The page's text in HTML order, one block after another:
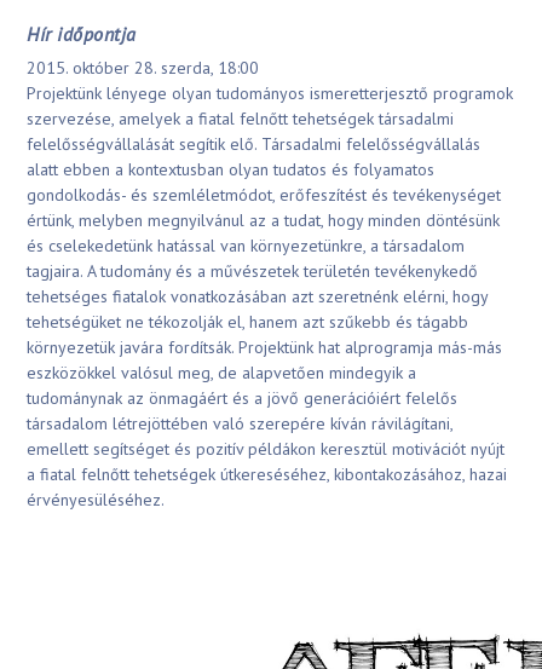
Hír időpontja
2015. október 28. szerda, 18:00
Projektünk lényege olyan tudományos ismeretterjesztő programok
szervezése, amelyek a fiatal felnőtt tehetségek társadalmi
felelősségvállalását segítik elő. Társadalmi felelősségvállalás
alatt ebben a kontextusban olyan tudatos és folyamatos
gondolkodás- és szemléletmódot, erőfeszítést és tevékenységet
értünk, melyben megnyilvánul az a tudat, hogy minden döntésünk
és cselekedetünk hatással van környezetünkre, a társadalom
tagjaira. A tudomány és a művészetek területén tevékenykedő
tehetséges fiatalok vonatkozásában azt szeretnénk elérni, hogy
tehetségüket ne tékozolják el, hanem azt szűkebb és tágabb
környezetük javára fordítsák. Projektünk hat alprogramja más-más
eszközökkel valósul meg, de alapvetően mindegyik a
tudománynak az önmagáért és a jövő generációiért felelős
társadalom létrejöttében való szerepére kíván rávilágítani,
emellett segítséget és pozitív példákon keresztül motivációt nyújt
a fiatal felnőtt tehetségek útkereséséhez, kibontakozásához, hazai
érvényesüléséhez.